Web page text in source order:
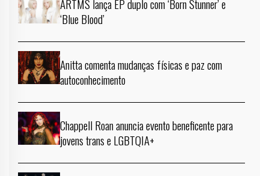
ARTMS lança EP duplo com ‘Born Stunner’ e
‘Blue Blood’
Anitta comenta mudanças físicas e paz com
autoconhecimento
Chappell Roan anuncia evento beneficente para
jovens trans e LGBTQIA+